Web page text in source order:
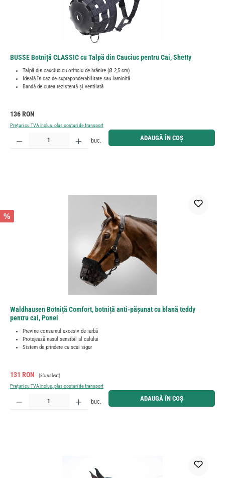
BUSSE Botniță CLASSIC cu Talpă din Cauciuc pentru Cai, Shetty
Talpă din cauciuc cu orificiu de hrănire (Ø 2,5 cm)
Ideală în caz de supraponderabilitate sau laminită
Bandă de curea rezistentă și ventilată
Preț obișnuit:
136 RON
Prețuri cu TVA inclus, plus costuri de transport
Cantitate produs: Introduceți cantitatea dorită sau utilizați butoanele pentru a mări sau micșora
buc. ADAUGĂ ÎN COȘ
%
Waldhausen Botniță Comfort, botniță anti-pășunat cu blană teddy
pentru cai, Ponei
Previne consumul excesiv de iarbă
Protejează nasul sensibil al calului
Sistem de prindere cu scai sigur
Preț de vânzare:
131 RON Preț obișnuit:
(8% salvat)
Prețuri cu TVA inclus, plus costuri de transport
Cantitate produs: Introduceți cantitatea dorită sau utilizați butoanele pentru a mări sau micșora
buc. ADAUGĂ ÎN COȘ